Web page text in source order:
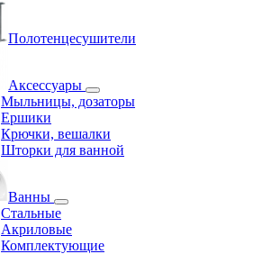
Полотенцесушители
Аксессуары
Мыльницы, дозаторы
Ершики
Крючки, вешалки
Шторки для ванной
Ванны
Стальные
Акриловые
Комплектующие